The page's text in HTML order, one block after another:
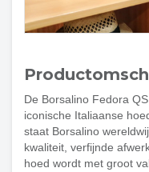
De Borsalino Fedora
iconische Italiaanse
staat Borsalino
kwaliteit, verfijnde
hoed wordt met groot